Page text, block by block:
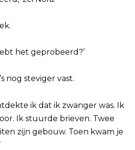
het geprobeerd?’
nog steviger vast.
ik dat ik zwanger was. Ik
Ik stuurde brieven. Twee
zijn gebouw. Toen kwam je